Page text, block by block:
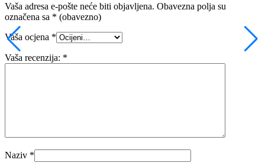
Vaša adresa e-pošte neće biti objavljena. Obavezna polja su
označena sa * (obavezno)
Vaša ocjena *
Vaša recenzija: *
Naziv *